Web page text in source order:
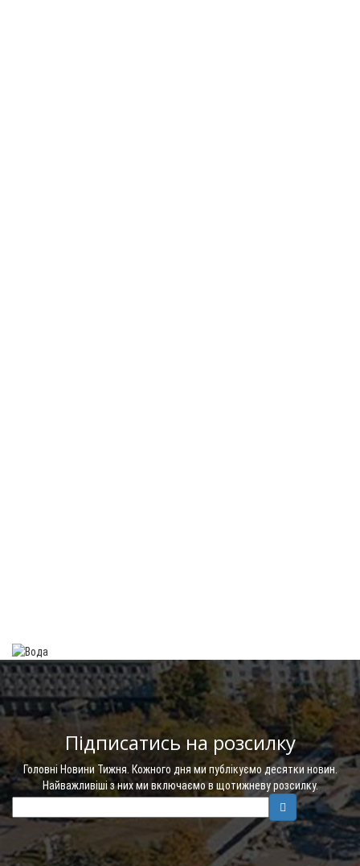
Підписатись на розсилку
Головні Новини Тижня. Кожного дня ми публікуємо десятки новин.
Найважливіші з них ми включаємо в щотижневу розсилку.